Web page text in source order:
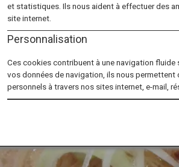
et statistiques. Ils nous aident à effectuer des
site internet.
Personnalisation
Ces cookies contribuent à une navigation
vos données de navigation, ils nous
personnels à travers nos sites internet, e-mail,